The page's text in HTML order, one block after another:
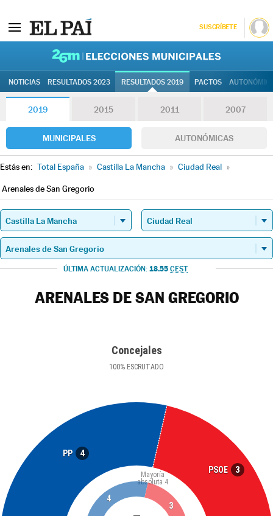
SUSCRÍBETE
NOTICIAS RESULTADOS 2023 RESULTADOS 2019 PACTOS
2019 2015 2011 2007
MUNICIPALES AUTONÓMICAS
Estás en: Total España » Castilla La Mancha » Ciudad Real »
Arenales de San Gregorio
ÚLTIMA ACTUALIZACIÓN: 18.55 CEST
ARENALES DE SAN GREGORIO
Concejales
100% ESCRUTADO
PP 4
PSOE 3
Mayoría
absoluta 4
4
3